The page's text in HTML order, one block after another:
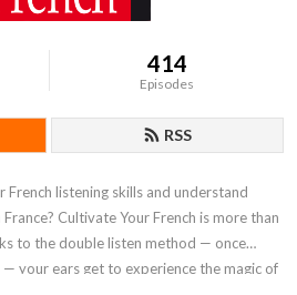
414
Episodes
RSS
listening skills and understand
Cultivate Your French is more than
to the double listen method — once
your ears get to experience the magic of